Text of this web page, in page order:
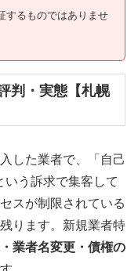
するものではありませ
判・実態【札幌
した業者で、「自己
う訴求で集客して
スが制限されている
ります。新規業者特
業者名変更・債権の